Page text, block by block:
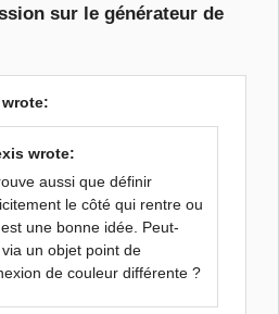
sur le générateur de
wrote:
aussi que définir
le côté qui rentre ou
une bonne idée. Peut-
un objet point de
de couleur différente ?